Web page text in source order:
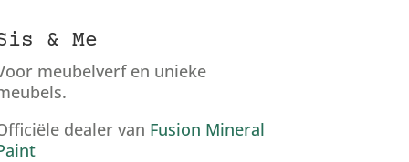
& Me
meubelverf en unieke
dealer van Fusion Mineral